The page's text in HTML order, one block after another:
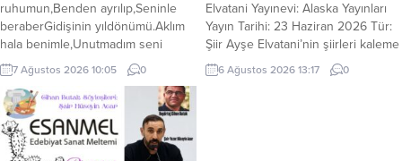
ruhumun,Benden ayrılıp,Seninle
beraberGidişinin yıldönümü.Aklım
hala benimle,Unutmadım seni
ben.Unutamadım…Bıraktığın
yerdeyim.Aynı şehir,Aynı
sokak,Aynı evdeyim.Geceye bir
mum yaktım,Titrek alevinde sen…
Karanlıkta kalmış,Yıkık dökük birkaç
anı,Radyodaki şarkı,Ve içimdeki
7 Ağustos 2026 10:05 0
Elvatani Yayınevi: Alaska Yayınları
Yayın Tarihi: 23 Haziran 2026 Tür:
Şiir Ayşe Elvatani’nin şiirleri kaleme
alırken hangi duygularla yola
çıktığını ve “Muhayyel Hissiyat”ın
6 Ağustos 2026 13:17 0